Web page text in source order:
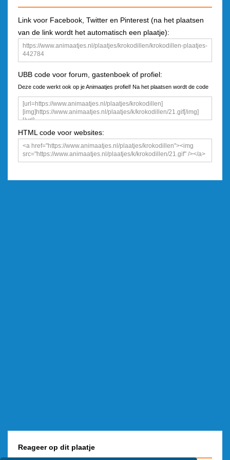
Link voor Facebook, Twitter en Pinterest (na het plaatsen
van de link wordt het automatisch een plaatje):
UBB code voor forum, gastenboek of profiel:
Deze code werkt ook op je Animaatjes profiel! Na het plaatsen wordt de code
een plaatje
HTML code voor websites:
Reageer op dit plaatje